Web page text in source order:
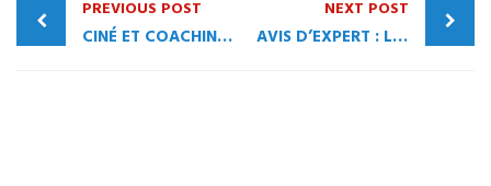
PREVIOUS POST
CINÉ ET COACHING : Master & Commander : L’art d’être un Leader
NEXT POST
AVIS D’EXPERT : Les soft skills entre deux mondes : éducation et entreprise